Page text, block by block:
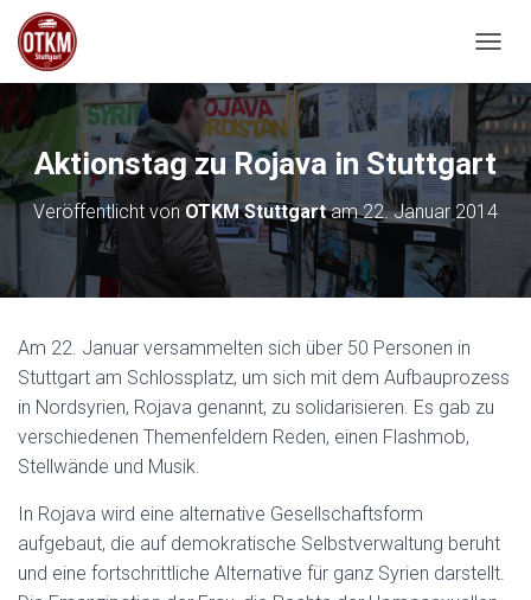
Aktionstag zu Rojava in Stuttgart
Veröffentlicht von OTKM Stuttgartam22. Januar 2014
Am 22. Januar versammelten sich über 50 Personen in
Stuttgart am Schlossplatz, um sich mit dem Aufbauprozess
in Nordsyrien, Rojava genannt, zu solidarisieren. Es gab zu
verschiedenen Themenfeldern Reden, einen Flashmob,
Stellwände und Musik.
In Rojava wird eine alternative Gesellschaftsform
aufgebaut, die auf demokratische Selbstverwaltung beruht
und eine fortschrittliche Alternative für ganz Syrien darstellt.